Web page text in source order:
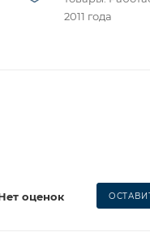
2011 года
оценок